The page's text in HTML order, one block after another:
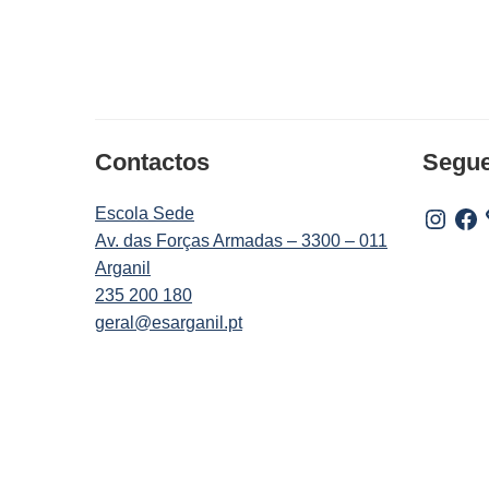
Contactos
Escola Sede
Av. das Forças Armadas – 3300 – 011
Arganil
235 200 180
geral@esarganil.pt